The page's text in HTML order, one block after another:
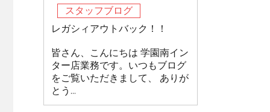
スタッフブログ
レガシィアウトバック！！
皆さん、こんにちは 学園南イン
ター店業務です。いつもブログ
をご覧いただきまして、 ありが
とう...